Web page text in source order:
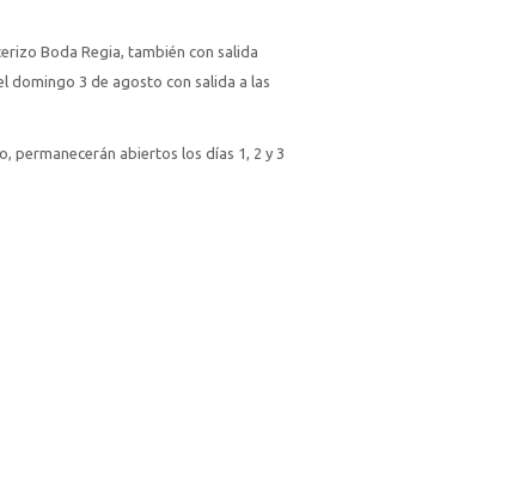
Boda Regia, también con salida
domingo 3 de agosto con salida a las
permanecerán abiertos los días 1, 2 y 3